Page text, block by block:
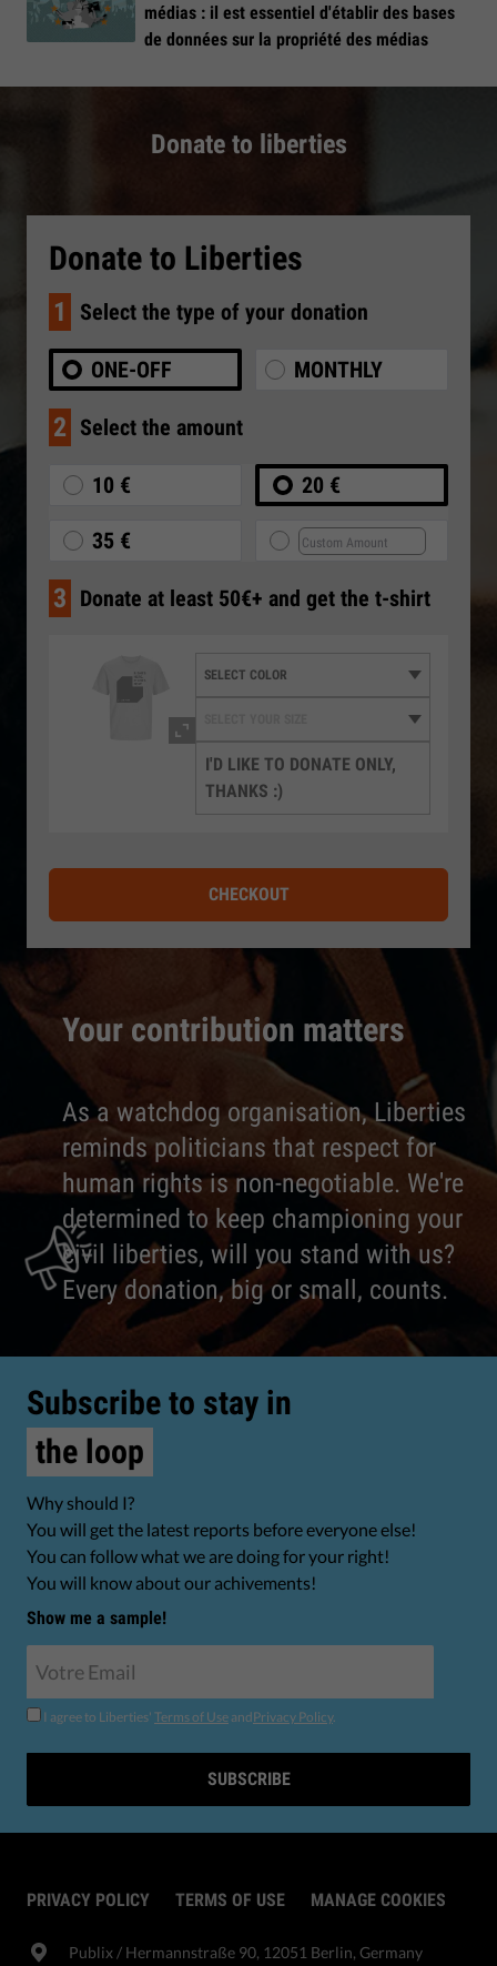
médias : il est essentiel d'établir des bases
de données sur la propriété des médias
Donate to liberties
Your contribution matters
As a watchdog organisation, Liberties
reminds politicians that respect for
human rights is non-negotiable. We're
determined to keep championing your
civil liberties, will you stand with us?
Every donation, big or small, counts.
Donate to Liberties
1 Select the type of your donation
ONE-OFF MONTHLY
2 Select the amount
10 € 20 €
35 €
3 Donate at least 50€+ and get the t-shirt
I'D LIKE TO DONATE ONLY,
THANKS :)
CHECKOUT
Subscribe to stay in
the loop
Why should I?
You will get the latest reports before everyone else!
You can follow what we are doing for your right!
You will know about our achivements!
Show me a sample!
I agree to Liberties' Terms of Use andPrivacy Policy.
SUBSCRIBE
PRIVACY POLICY TERMS OF USE MANAGE COOKIES
Publix​ / Hermannstraße 90, 12051 Berlin, Germany